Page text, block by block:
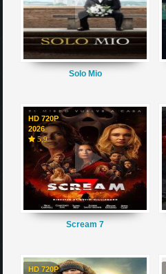
Solo Mio
HD 720P
2026
5,9
Scream 7
HD 720P